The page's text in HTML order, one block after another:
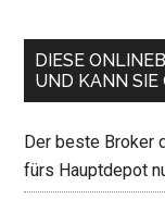
DIESE
UND KANN SIE
Der beste Broker
fürs Hauptdepot